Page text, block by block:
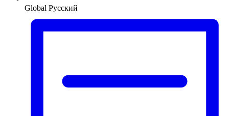
Global Русский